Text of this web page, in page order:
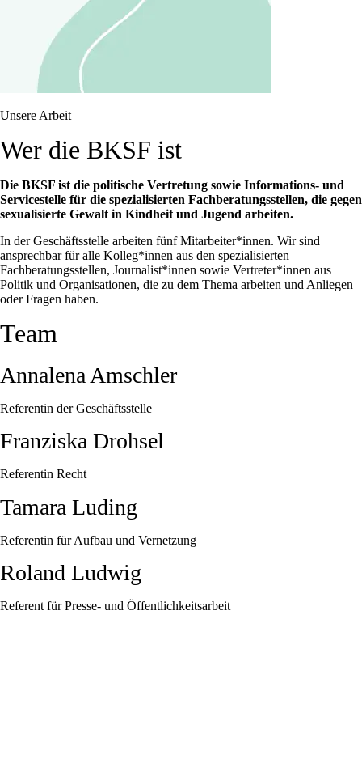
Unsere Arbeit
Wer die BKSF ist​
Die BKSF ist die politische Vertretung sowie Informations- und
Servicestelle für die spezialisierten Fachberatungsstellen, die gegen
sexualisierte Gewalt in Kindheit und Jugend arbeiten.
In der Geschäftsstelle arbeiten fünf Mitarbeiter*innen. Wir sind
ansprechbar für alle Kolleg*innen aus den spezialisierten
Fachberatungsstellen, Journalist*innen sowie Vertreter*innen aus
Politik und Organisationen, die zu dem Thema arbeiten und Anliegen
oder Fragen haben.
Team
Annalena Amschler
Referentin der Geschäftsstelle
Franziska Drohsel
Referentin Recht
Tamara Luding
Referentin für Aufbau und Vernetzung
Roland Ludwig
Referent für Presse- und Öffentlichkeitsarbeit